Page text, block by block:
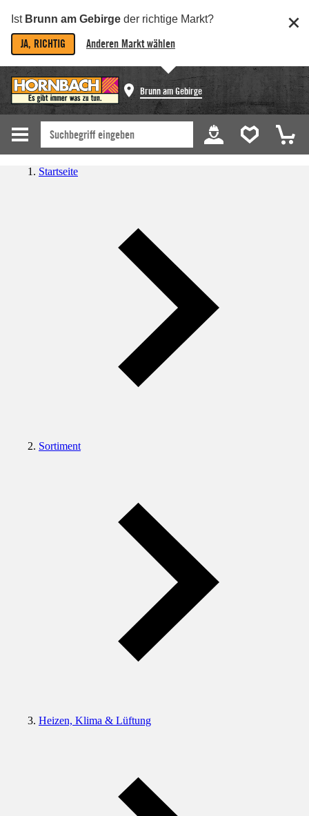
Ist Brunn am Gebirge der richtige Markt?
JA, RICHTIG Anderen Markt wählen
Brunn am Gebirge
Startseite
Sortiment
Heizen, Klima & Lüftung